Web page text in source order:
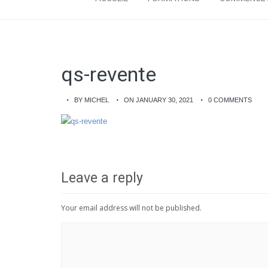
qs-revente
BY MICHEL ON JANUARY 30, 2021 0 COMMENTS
Leave a reply
Your email address will not be published.